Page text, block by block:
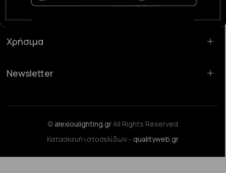
Χρήσιμα
Newsletter
© alexioulighting.grAll Rights Reserved
Κατασκευή ιστοσελίδων - qualityweb.gr